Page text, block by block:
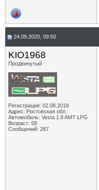
24.09.2020, 09:50
KIO1968
Продвинутый
Регистрация: 02.08.2018
Адрес: Ростовская обл.
Автомобиль: Vesta 1.6 AMT LPG
Возраст: 58
Сообщений: 287